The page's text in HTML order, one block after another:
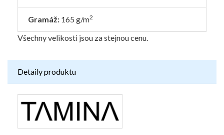
Gramáž: 165 g/m2
Všechny velikosti jsou za stejnou cenu.
Detaily produktu